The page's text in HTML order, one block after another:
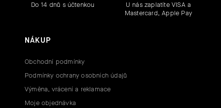
Do 14 dnů s účtenkou
U nás zaplatíte VISA a
Mastercard, Apple Pay
NÁKUP
Obchodní podmínky
Podmínky ochrany osobních údajů
Výměna, vrácení a reklamace
Moje objednávka